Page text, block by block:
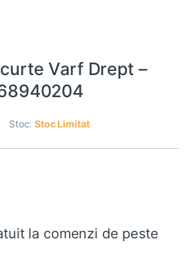
Varf Drept –
Stoc:Stoc Limitat
la comenzi de peste